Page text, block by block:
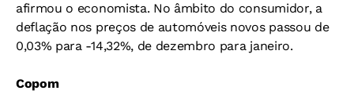
afirmou o economista. No âmbito do consumidor, a
deflação nos preços de automóveis novos passou de
0,03% para -14,32%, de dezembro para janeiro.
Copom